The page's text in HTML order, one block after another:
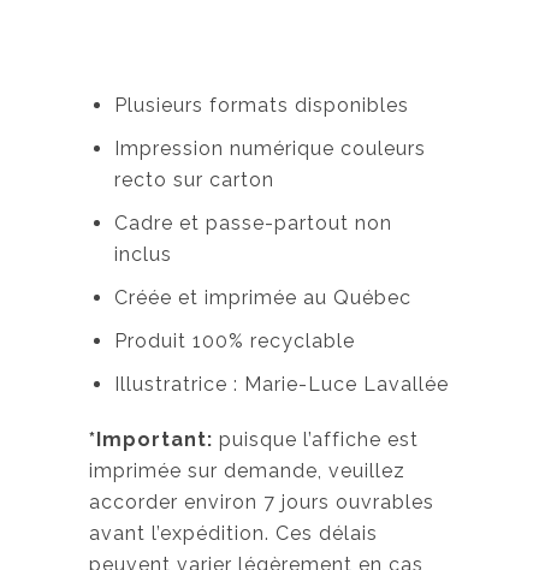
Plusieurs formats disponibles
Impression numérique couleurs
recto sur carton
Cadre et passe-partout non
inclus
Créée et imprimée au Québec
Produit 100% recyclable
Illustratrice : Marie-Luce Lavallée
*Important: puisque l’affiche est
imprimée sur demande, veuillez
accorder environ 7 jours ouvrables
avant l’expédition. Ces délais
peuvent varier légèrement en cas